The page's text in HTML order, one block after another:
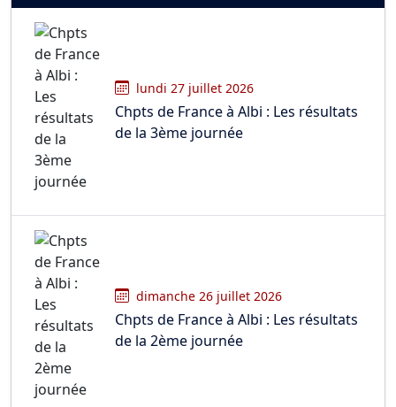
lundi 27 juillet 2026
Chpts de France à Albi : Les résultats
de la 3ème journée
dimanche 26 juillet 2026
Chpts de France à Albi : Les résultats
de la 2ème journée